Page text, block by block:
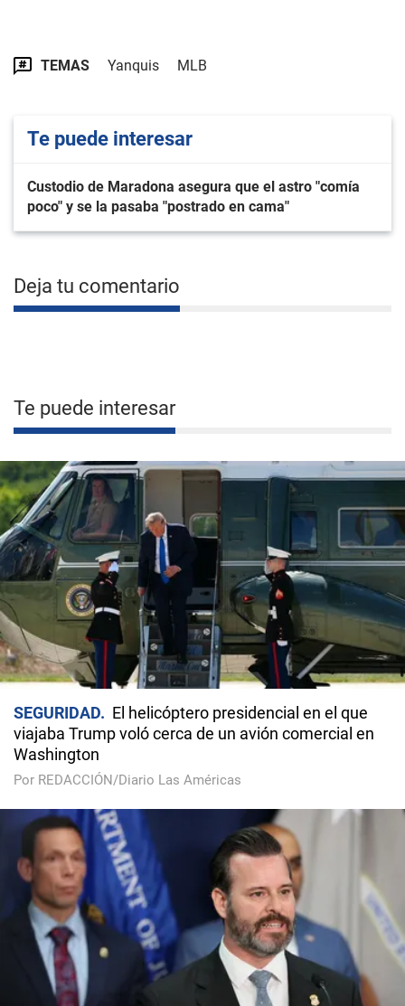
TEMAS Yanquis MLB
Te puede interesar
Custodio de Maradona asegura que el astro "comía
poco" y se la pasaba "postrado en cama"
Deja tu comentario
Te puede interesar
SEGURIDAD
El helicóptero presidencial en el que
viajaba Trump voló cerca de un avión comercial en
Washington
Por REDACCIÓN/Diario Las Américas